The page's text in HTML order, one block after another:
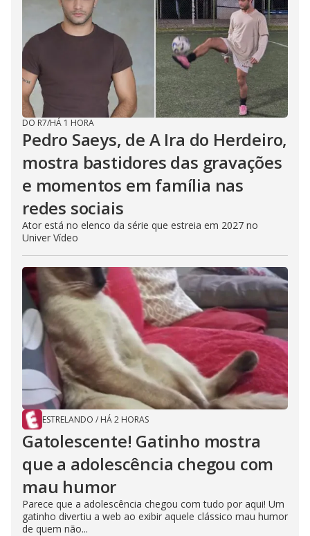
DO R7/HÁ 1 HORA
Pedro Saeys, de A Ira do Herdeiro,
mostra bastidores das gravações
e momentos em família nas
redes sociais
Ator está no elenco da série que estreia em 2027 no
Univer Vídeo
ESTRELANDO / HÁ 2 HORAS
Gatolescente! Gatinho mostra
que a adolescência chegou com
mau humor
Parece que a adolescência chegou com tudo por aqui! Um
gatinho divertiu a web ao exibir aquele clássico mau humor
de quem não...